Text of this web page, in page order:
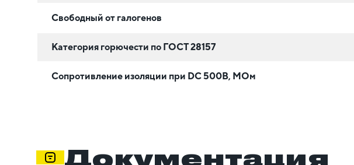
Свободный от галогенов
Категория горючести по ГОСТ 28157
Сопротивление изоляции при DC 500В, МОм
Документация